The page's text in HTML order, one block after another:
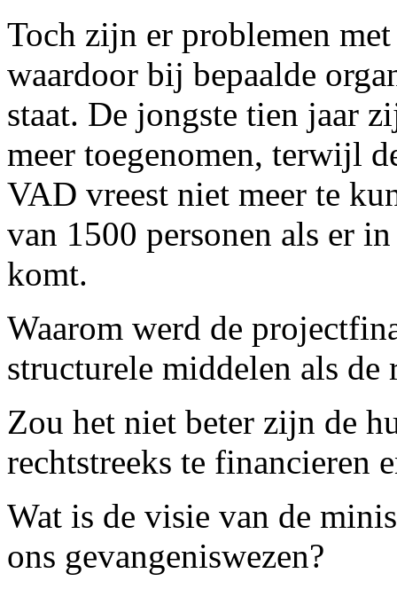
Toch zijn er problemen
waardoor bij bepaalde
staat. De jongste tien jaar
meer toegenomen, terwijl
VAD vreest niet meer te
van 1500 personen als er
komt.
Waarom werd de
structurele middelen als
Zou het niet beter zijn de
rechtstreeks te financieren
Wat is de visie van de
ons gevangeniswezen?